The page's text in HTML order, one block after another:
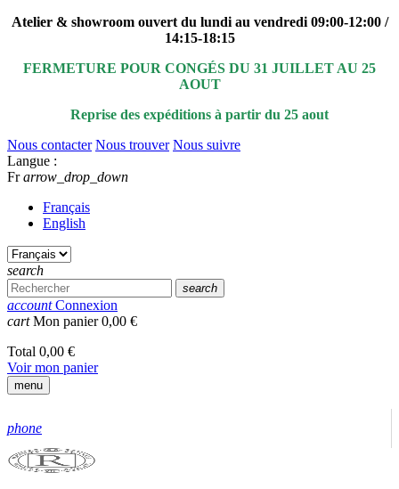
Atelier & showroom ouvert du lundi au vendredi 09:00-12:00 /
14:15-18:15
FERMETURE POUR CONGÉS DU 31 JUILLET AU 25
AOUT
Reprise des expéditions à partir du 25 aout
Nous contacter Nous trouver Nous suivre
Langue :
Fr arrow_drop_down
Français
English
search
search
account Connexion
cart Mon panier0,00 €
Total 0,00 €
Voir mon panier
menu
phone